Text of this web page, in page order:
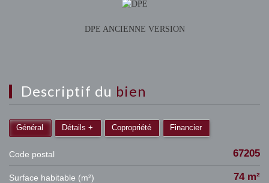
DPE ANCIENNE VERSION
descriptif du bien
Général Détails + Copropriété Financier
Code postal 67205
Surface habitable (m²) 74 m²